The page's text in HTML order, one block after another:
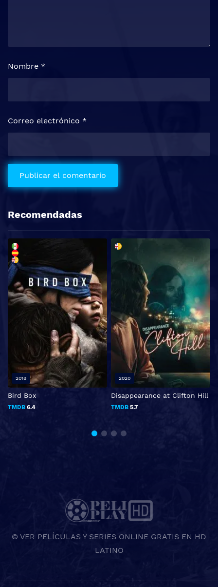
Nombre *
Correo electrónico *
Recomendadas
Bird Box
TMDB 6.4
2018
Disappearance at Clifton Hill
TMDB 5.7
2020
© VER PELÍCULAS Y SERIES ONLINE GRATIS EN HD
LATINO